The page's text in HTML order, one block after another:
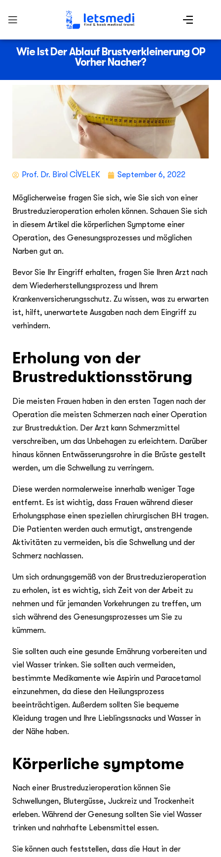
Wie Ist Der Ablauf Brustverkleinerung OP
Vorher Nacher?
Prof. Dr. Birol CİVELEK September 6, 2022
Möglicherweise fragen Sie sich, wie Sie sich von einer
Brustreduzieroperation erholen können. Schauen Sie sich
in diesem Artikel die körperlichen Symptome einer
Operation, des Genesungsprozesses und möglichen
Narben gut an.
Bevor Sie Ihr Eingriff erhalten, fragen Sie Ihren Arzt nach
dem Wiederherstellungsprozess und Ihrem
Krankenversicherungsschutz. Zu wissen, was zu erwarten
ist, hilft, unerwartete Ausgaben nach dem Eingriff zu
verhindern.
Erholung von der
Brustreduktionsstörung
Die meisten Frauen haben in den ersten Tagen nach der
Operation die meisten Schmerzen nach einer Operation
zur Brustreduktion. Der Arzt kann Schmerzmittel
verschreiben, um das Unbehagen zu erleichtern. Darüber
hinaus können Entwässerungsrohre in die Brüste gestellt
werden, um die Schwellung zu verringern.
Diese werden normalerweise innerhalb weniger Tage
entfernt. Es ist wichtig, dass Frauen während dieser
Erholungsphase einen speziellen chirurgischen BH tragen.
Die Patienten werden auch ermutigt, anstrengende
Aktivitäten zu vermeiden, bis die Schwellung und der
Schmerz nachlassen.
Um sich ordnungsgemäß von der Brustreduzieroperation
zu erholen, ist es wichtig, sich Zeit von der Arbeit zu
nehmen und für jemanden Vorkehrungen zu treffen, um
sich während des Genesungsprozesses um Sie zu
kümmern.
Sie sollten auch eine gesunde Ernährung vorbereiten und
viel Wasser trinken. Sie sollten auch vermeiden,
bestimmte Medikamente wie Aspirin und Paracetamol
einzunehmen, da diese den Heilungsprozess
beeinträchtigen. Außerdem sollten Sie bequeme
Kleidung tragen und Ihre Lieblingssnacks und Wasser in
der Nähe haben.
Körperliche symptome
Nach einer Brustreduzieroperation können Sie
Schwellungen, Blutergüsse, Juckreiz und Trockenheit
erleben. Während der Genesung sollten Sie viel Wasser
trinken und nahrhafte Lebensmittel essen.
Sie können auch feststellen, dass die Haut in der